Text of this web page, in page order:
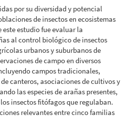
por su diversidad y potencial
de insectos en ecosistemas
estudio fue evaluar la
al control biológico de insectos
urbanos y suburbanos de
de campo en diversos
campos tradicionales,
canteros, asociaciones de cultivos y
las especies de arañas presentes,
insectos fitófagos que regulaban.
relevantes entre cinco familias